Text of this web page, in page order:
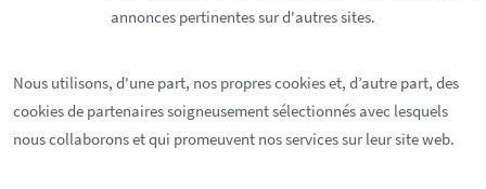
annonces pertinentes sur d'autres sites.
Nous utilisons, d'une part, nos propres cookies et, d’autre part, des
cookies de partenaires soigneusement sélectionnés avec lesquels
nous collaborons et qui promeuvent nos services sur leur site web.